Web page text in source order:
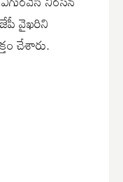
వైఖరిని
చేశారు.